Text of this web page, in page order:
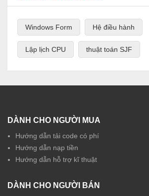
Windows Form Hệ điều hành
Lập lịch CPU thuật toán SJF
DÀNH CHO NGƯỜI MUA
Hướng dẫn tải code có phí
Hướng dẫn nạp tiền
Hướng dẫn hỗ trợ kĩ thuật
DÀNH CHO NGƯỜI BÁN